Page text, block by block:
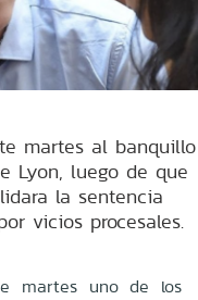
martes al banquillo
Lyon, luego de que
la sentencia
vicios procesales.
martes uno de los